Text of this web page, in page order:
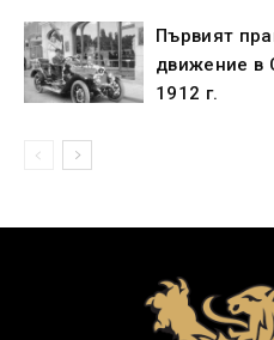
Първият
движение в
1912 г.